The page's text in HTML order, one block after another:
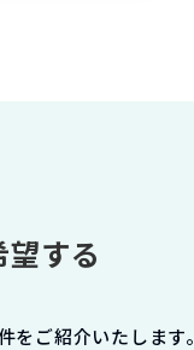
する
ご紹介いたします。